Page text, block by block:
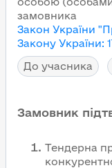
замовника
Закон України
Закону України:
До учасника
Замовник
Тендерна